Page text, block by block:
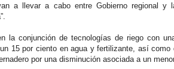
a llevar a cabo entre Gobierno regional y
la conjunción de tecnologías de riego con
15 por ciento en agua y fertilizante, así como
por una disminución asociada a un